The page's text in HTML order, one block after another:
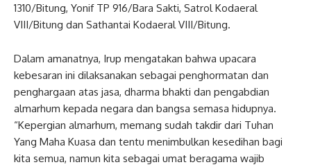
1310/Bitung, Yonif TP 916/Bara Sakti, Satrol Kodaeral
VIII/Bitung dan Sathantai Kodaeral VIII/Bitung.
Dalam amanatnya, Irup mengatakan bahwa upacara
kebesaran ini dilaksanakan sebagai penghormatan dan
penghargaan atas jasa, dharma bhakti dan pengabdian
almarhum kepada negara dan bangsa semasa hidupnya.
“Kepergian almarhum, memang sudah takdir dari Tuhan
Yang Maha Kuasa dan tentu menimbulkan kesedihan bagi
kita semua, namun kita sebagai umat beragama wajib